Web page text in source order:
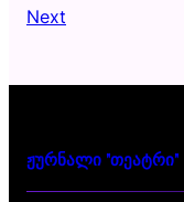
Next
ჟურნალი "თეატრი"